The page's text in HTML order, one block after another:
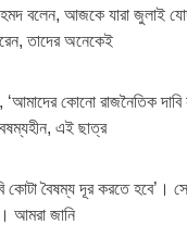
বলেন, আজকে যারা জুলাই
তাদের অনেকেই
‘আমাদের কোনো রাজনৈতিক দাবি
এই ছাত্র
কোটা বৈষম্য দূর করতে হবে’।
আমরা জানি